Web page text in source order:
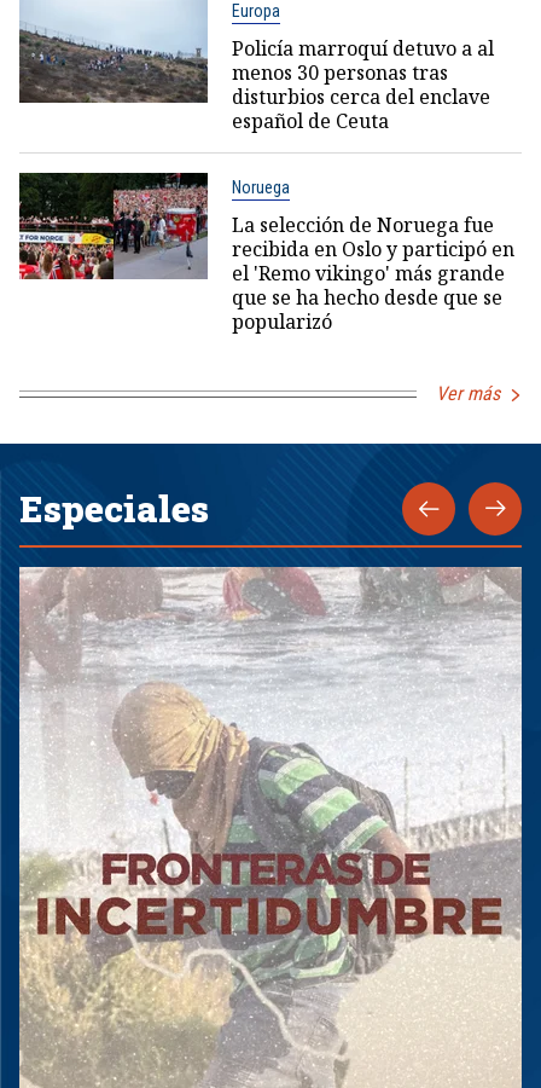
Europa
Policía marroquí detuvo a al
menos 30 personas tras
disturbios cerca del enclave
español de Ceuta
Noruega
La selección de Noruega fue
recibida en Oslo y participó en
el 'Remo vikingo' más grande
que se ha hecho desde que se
popularizó
Ver más
Especiales